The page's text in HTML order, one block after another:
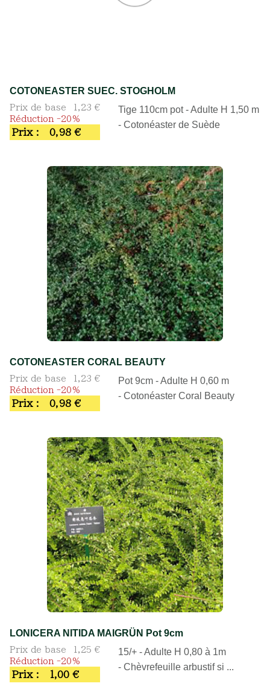
COTONEASTER SUEC. STOGHOLM
Prix de base
1,23 €
Réduction -20%
Prix : 0,98 €
Tige 110cm pot - Adulte H 1,50 m
- Cotonéaster de Suède
COTONEASTER CORAL BEAUTY
Prix de base
1,23 €
Réduction -20%
Prix : 0,98 €
Pot 9cm - Adulte H 0,60 m
- Cotonéaster Coral Beauty
LONICERA NITIDA MAIGRÜN Pot 9cm
Prix de base
1,25 €
Réduction -20%
Prix : 1,00 €
15/+ - Adulte H 0,80 à 1m
- Chèvrefeuille arbustif si ...